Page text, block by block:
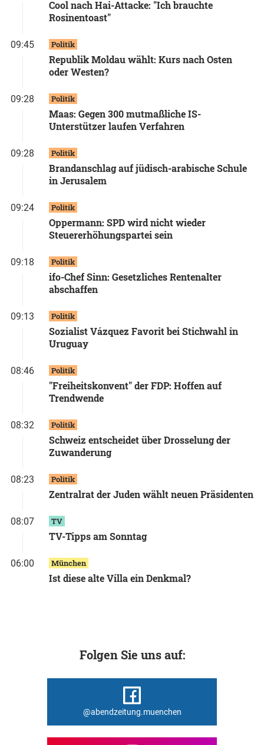
Cool nach Hai-Attacke: "Ich brauchte
Rosinentoast"
09:45 Politik
Republik Moldau wählt: Kurs nach Osten
oder Westen?
09:28 Politik
Maas: Gegen 300 mutmaßliche IS-
Unterstützer laufen Verfahren
09:28 Politik
Brandanschlag auf jüdisch-arabische Schule
in Jerusalem
09:24 Politik
Oppermann: SPD wird nicht wieder
Steuererhöhungspartei sein
09:18 Politik
ifo-Chef Sinn: Gesetzliches Rentenalter
abschaffen
09:13 Politik
Sozialist Vázquez Favorit bei Stichwahl in
Uruguay
08:46 Politik
"Freiheitskonvent" der FDP: Hoffen auf
Trendwende
08:32 Politik
Schweiz entscheidet über Drosselung der
Zuwanderung
08:23 Politik
Zentralrat der Juden wählt neuen Präsidenten
08:07 TV
TV-Tipps am Sonntag
06:00 München
Ist diese alte Villa ein Denkmal?
Folgen Sie uns auf:
@abendzeitung.muenchen